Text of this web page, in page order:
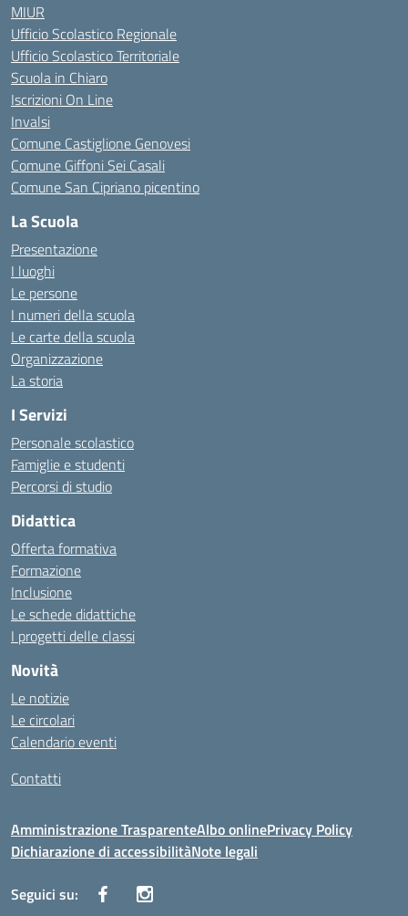
MIUR
Ufficio Scolastico Regionale
Ufficio Scolastico Territoriale
Scuola in Chiaro
Iscrizioni On Line
Invalsi
Comune Castiglione Genovesi
Comune Giffoni Sei Casali
Comune San Cipriano picentino
La Scuola
Presentazione
I luoghi
Le persone
I numeri della scuola
Le carte della scuola
Organizzazione
La storia
I Servizi
Personale scolastico
Famiglie e studenti
Percorsi di studio
Didattica
Offerta formativa
Formazione
Inclusione
Le schede didattiche
I progetti delle classi
Novità
Le notizie
Le circolari
Calendario eventi
Contatti
Amministrazione TrasparenteAlbo onlinePrivacy Policy
Dichiarazione di accessibilitàNote legali
Seguici su: